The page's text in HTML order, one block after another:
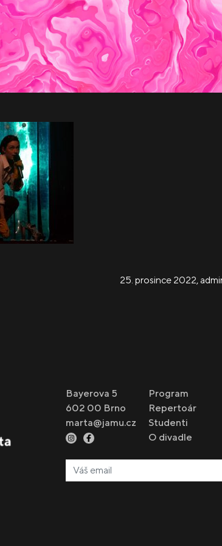
25. prosince 2022,
Bayerova 5
602 00 Brno
marta@jamu.cz
Program
Repertoár
Studenti
O divadle